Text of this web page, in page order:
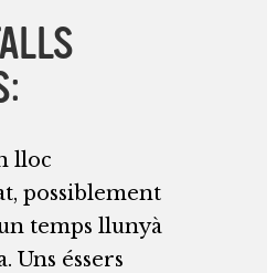
lloc
possiblement
temps llunyà
Uns éssers